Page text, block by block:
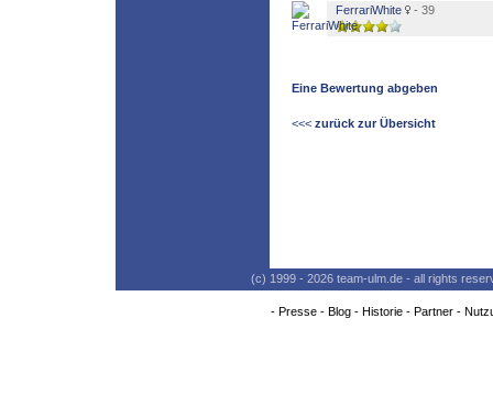
FerrariWhite - 39
Eine Bewertung abgeben
<<< zurück zur Übersicht
(c) 1999 - 2026 team-ulm.de - all rights
- Presse- Blog- Historie- Partner-